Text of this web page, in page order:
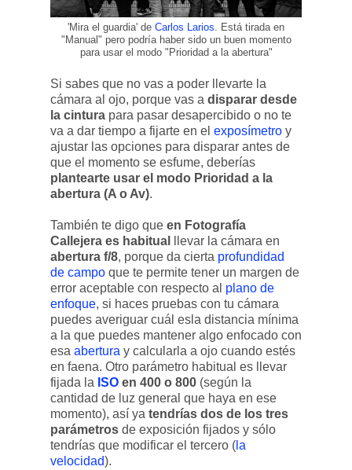
'Mira el guardia' de Carlos Larios . Está tirada en
"Manual" pero podría haber sido un buen momento
para usar el modo "Prioridad a la abertura"
Si sabes que no vas a poder llevarte la
cámara al ojo, porque vas a disparar desde
la cintura para pasar desapercibido o no te
va a dar tiempo a fijarte en el exposímetro y
ajustar las opciones para disparar antes de
que el momento se esfume, deberías
plantearte usar el modo Prioridad a la
abertura (A o Av).
También te digo que en Fotografía
Callejera es habitual
llevar la cámara en
abertura f/8, porque da cierta profundidad
de campo que te permite tener un margen de
error aceptable con respecto al plano de
enfoque, si haces pruebas con tu cámara
puedes averiguar cuál esla distancia mínima
a la que puedes mantener algo enfocado con
esa abertura y calcularla a ojo cuando estés
en faena. Otro parámetro habitual es llevar
fijada la ISO en 400 o 800 (según la
cantidad de luz general que haya en ese
momento), así ya tendrías dos de los tres
parámetros de exposición fijados y sólo
tendrías que modificar el tercero ( la
velocidad).